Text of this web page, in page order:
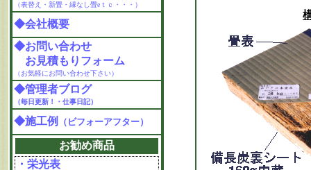
（表替え・新畳・縁なし畳eｔｃ・・・）
◆会社概要
◆お問い合わせ
お見積もりフォーム
（お気軽にお問い合わせ下さい）
◆管理者ブログ
（毎日更新！・仕事日記）
◆施工例 （ビフォーアフター）
お勧め商品
・栄光表